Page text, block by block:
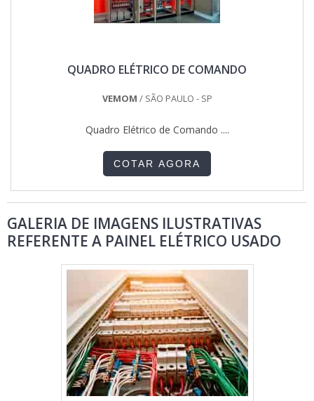
QUADRO ELÉTRICO DE COMANDO
VEMOM / SÃO PAULO - SP
Quadro Elétrico de Comando ....
COTAR AGORA
GALERIA DE IMAGENS ILUSTRATIVAS
REFERENTE A PAINEL ELÉTRICO USADO